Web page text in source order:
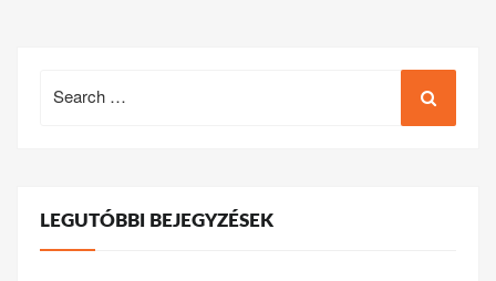
for:
LEGUTÓBBI BEJEGYZÉSEK